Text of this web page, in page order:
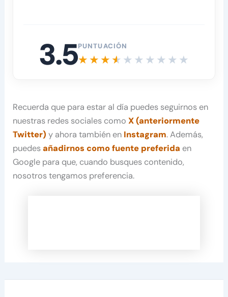
3.5PUNTUACIÓN
Recuerda que para estar al día puedes seguirnos en
nuestras redes sociales comoX (anteriormente
Twitter) y ahora también en Instagram. Además,
puedesañadirnos como fuente preferida en
Google para que, cuando busques contenido,
nosotros tengamos preferencia.